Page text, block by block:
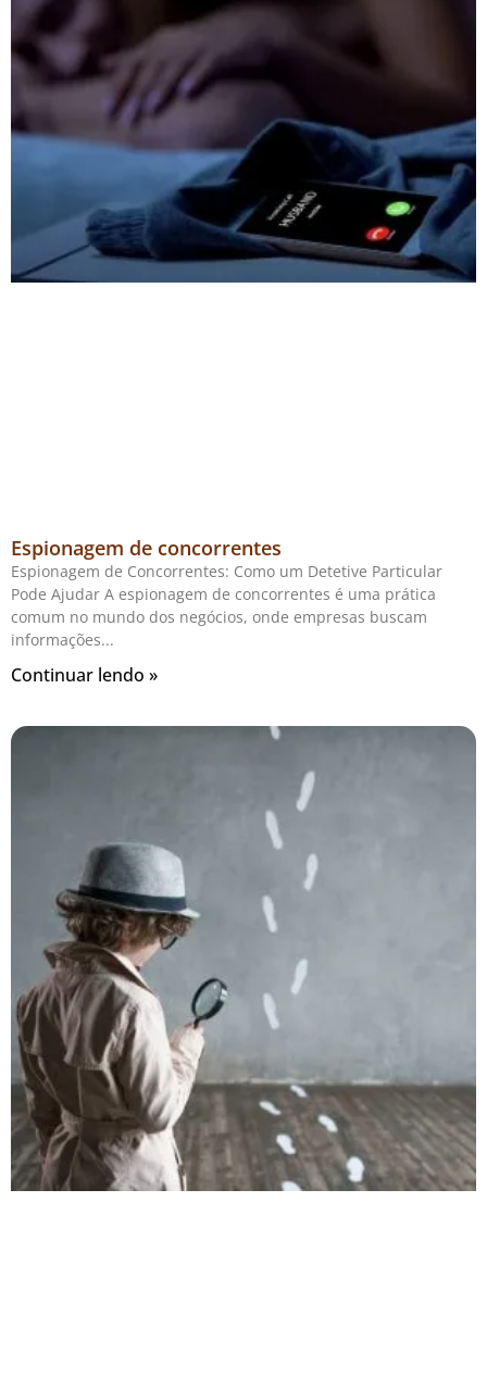
Espionagem de concorrentes
Espionagem de Concorrentes: Como um Detetive Particular
Pode Ajudar A espionagem de concorrentes é uma prática
comum no mundo dos negócios, onde empresas buscam
informações
Continuar lendo »